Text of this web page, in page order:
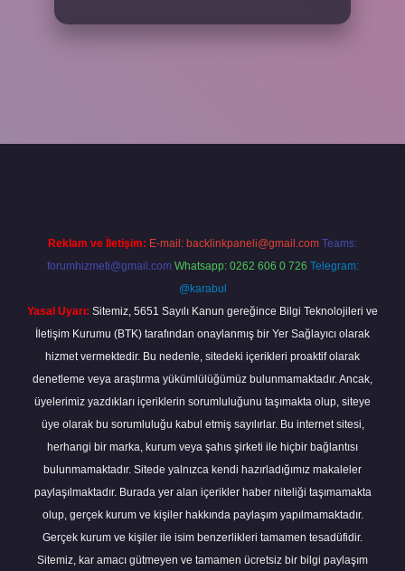
Reklam ve İletişim: E-mail: backlinkpaneli@gmail.com Teams:
forumhizmeti@gmail.com Whatsapp: 0262 606 0 726 Telegram:
@karabul
Yasal Uyarı: Sitemiz, 5651 Sayılı Kanun gereğince Bilgi Teknolojileri ve
İletişim Kurumu (BTK) tarafından onaylanmış bir Yer Sağlayıcı olarak
hizmet vermektedir. Bu nedenle, sitedeki içerikleri proaktif olarak
denetleme veya araştırma yükümlülüğümüz bulunmamaktadır. Ancak,
üyelerimiz yazdıkları içeriklerin sorumluluğunu taşımakta olup, siteye
üye olarak bu sorumluluğu kabul etmiş sayılırlar. Bu internet sitesi,
herhangi bir marka, kurum veya şahıs şirketi ile hiçbir bağlantısı
bulunmamaktadır. Sitede yalnızca kendi hazırladığımız makaleler
paylaşılmaktadır. Burada yer alan içerikler haber niteliği taşımamakta
olup, gerçek kurum ve kişiler hakkında paylaşım yapılmamaktadır.
Gerçek kurum ve kişiler ile isim benzerlikleri tamamen tesadüfidir.
Sitemiz, kar amacı gütmeyen ve tamamen ücretsiz bir bilgi paylaşım